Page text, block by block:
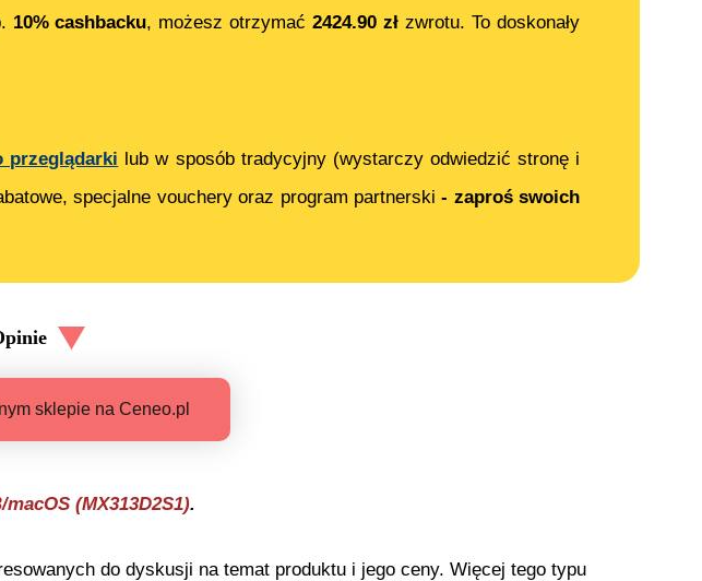
10% cashbacku, możesz otrzymać2424.90 zł zwrotu. To doskonały
przeglądarki lub w sposób tradycyjny (wystarczy odwiedzić stronę i
specjalne vouchery oraz program partnerski- zaproś swoich
sklepie na Ceneo.pl
(MX313D2S1).
do dyskusji na temat produktu i jego ceny. Więcej tego typu